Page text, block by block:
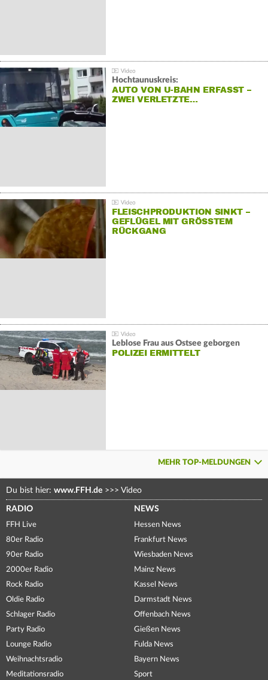
Hochtaunuskreis:
AUTO VON U-BAHN ERFASST –
ZWEI VERLETZTE…
FLEISCHPRODUKTION SINKT –
GEFLÜGEL MIT GRÖSSTEM R
ÜCKGANG
Leblose Frau aus Ostsee geborgen
POLIZEI ERMITTELT
MEHR TOP-MELDUNGEN
Du bist hier: www.FFH.de >>> Video
RADIO
FFH Live
80er Radio
90er Radio
2000er Radio
Rock Radio
Oldie Radio
Schlager Radio
Party Radio
Lounge Radio
Weihnachtsradio
Meditationsradio
NEWS
Hessen News
Frankfurt News
Wiesbaden News
Mainz News
Kassel News
Darmstadt News
Offenbach News
Gießen News
Fulda News
Bayern News
Sport